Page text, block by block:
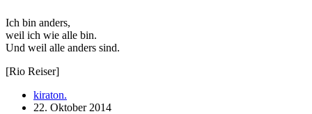
Ich bin anders,
weil ich wie alle bin.
Und weil alle anders sind.
[Rio Reiser]
kiraton.
22. Oktober 2014